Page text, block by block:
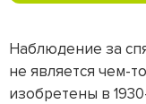
Наблюдение за
не является чем-
изобретены в